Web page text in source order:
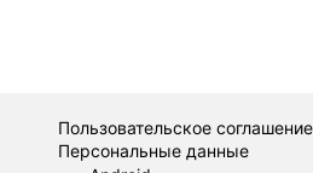
Пользовательское соглашение
Персональные данные